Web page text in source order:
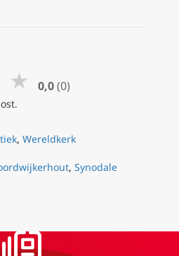
★ 0,0 (0)
, Wereldkerk
, Synodale